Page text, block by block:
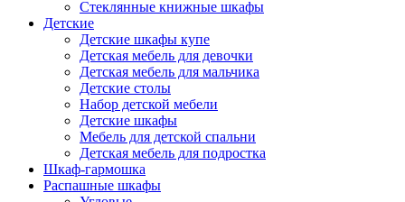
Стеклянные книжные шкафы
Детские
Детские шкафы купе
Детская мебель для девочки
Детская мебель для мальчика
Детские столы
Набор детской мебели
Детские шкафы
Мебель для детской спальни
Детская мебель для подростка
Шкаф-гармошка
Распашные шкафы